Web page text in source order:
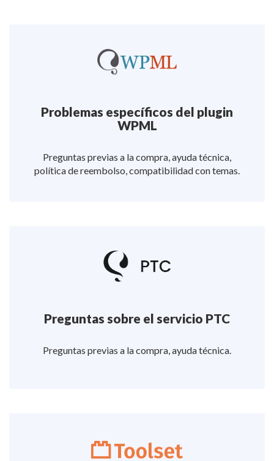
Problemas específicos del plugin
WPML
Preguntas previas a la compra, ayuda técnica,
política de reembolso, compatibilidad con temas.
Preguntas sobre el servicio PTC
Preguntas previas a la compra, ayuda técnica.